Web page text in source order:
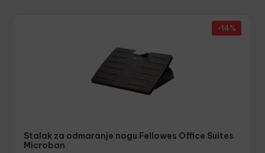
Stalak za odmaranje nogu Fellowes Office Suites
Microban
-14%